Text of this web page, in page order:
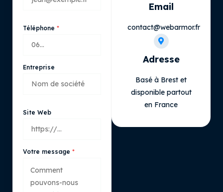
Téléphone
Entreprise
Site Web
Votre message
Email
contact@webarmor.fr
Adresse
Basé à Brest et
disponible partout
en France